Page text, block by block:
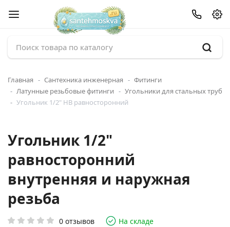
Главная Сантехника инженерная
Фитинги
Латунные резьбовые фитинги
Угольники для стальных труб
Угольник 1/2" НВ равносторонний
Угольник 1/2"
равносторонний
внутренняя и наружная
резьба
0 отзывов На складе